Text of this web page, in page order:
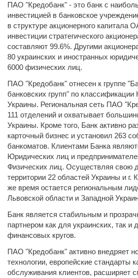
ПАО "Кредобанк" - это банк с
инвестицией в банковское
в структуре акционерного капитала
инвестиции стратегического
составляют 99.6%. Другими
80 украинских и иностранных
6000 физических лиц.
ПАО "Кредобанк" отнесен к группе
банковских групп" по классификации
Украины. Региональная сеть ПАО
111 отделений и охватывает
Украины. Кроме того, Банк активно
карточный бизнес и установил 263
банкоматов. Клиентами Банка
Юридических лиц и
Физических лиц. Осуществляя свою
территории 22 областей Украины и г.
же время остается региональным
Львовской области и Западной
Банк является стабильным и
партнером как для украинских, так и
финансовых кругов.
ПАО "Кредобанк" активно внедряет
технологии, европейские стандарты
обслуживания клиентов, расширяет